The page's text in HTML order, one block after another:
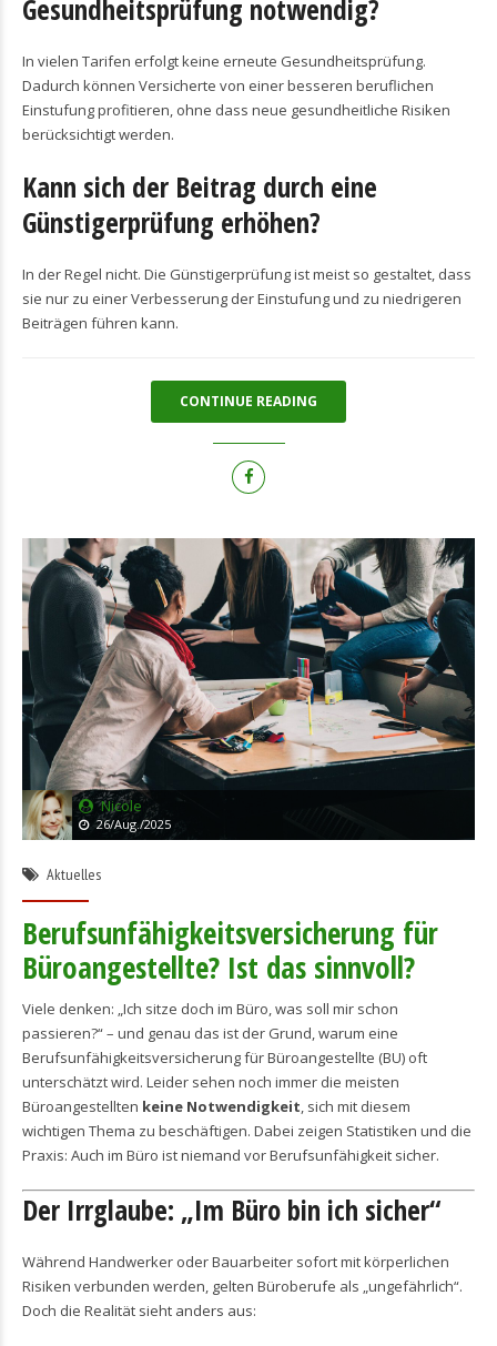
Gesundheitsprüfung notwendig?
In vielen Tarifen erfolgt keine erneute Gesundheitsprüfung.
Dadurch können Versicherte von einer besseren beruflichen
Einstufung profitieren, ohne dass neue gesundheitliche Risiken
berücksichtigt werden.
Kann sich der Beitrag durch eine
Günstigerprüfung erhöhen?
In der Regel nicht. Die Günstigerprüfung ist meist so gestaltet, dass
sie nur zu einer Verbesserung der Einstufung und zu niedrigeren
Beiträgen führen kann.
CONTINUE READING
Nicole
26/Aug./2025
Aktuelles
Berufsunfähigkeitsversicherung für
Büroangestellte? Ist das sinnvoll?
Viele denken: „Ich sitze doch im Büro, was soll mir schon
passieren?“ – und genau das ist der Grund, warum eine
Berufsunfähigkeitsversicherung für Büroangestellte (BU) oft
unterschätzt wird. Leider sehen noch immer die meisten
Büroangestellten keine Notwendigkeit, sich mit diesem
wichtigen Thema zu beschäftigen. Dabei zeigen Statistiken und die
Praxis: Auch im Büro ist niemand vor Berufsunfähigkeit sicher.
Der Irrglaube: „Im Büro bin ich sicher“
Während Handwerker oder Bauarbeiter sofort mit körperlichen
Risiken verbunden werden, gelten Büroberufe als „ungefährlich“.
Doch die Realität sieht anders aus: